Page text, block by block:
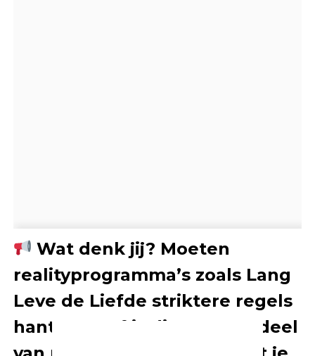
Wat denk jij? Moeten
realityprogramma’s zoals Lang
Leve de Liefde striktere regels
hanteren, of is dit gewoon deel